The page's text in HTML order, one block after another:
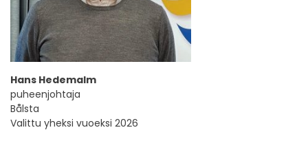
Hans Hedemalm
puheenjohtaja
Bålsta
Valittu yheksi vuoeksi 2026